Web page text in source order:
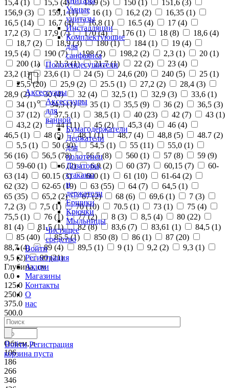
Умные
унитазы
Инсталляции
Комплектующие
для
санфаянса
Полотенцесушители
Аксессуары
Аксессуары
для
ванной
Бумагодержатели
Держатели
для
полотенец
Дозаторы,
стаканы
и
держатели
Ершики
Крючки
Мыльницы
Чистящее
средство
Войти
Регистрация
Акции
Магазины
Контакты
О
нас
Войти Регистрация
корзина пуста
15,4 (1 ) 15,5 (4) 15,9 (5) 150 (1 ) 151,6 (3)
156,9 (3) 159,1 (1) 16 (1) 16,2 (2) 16,35 (1)
16,5 (14) 16,7 (4) 16,8 (1) 16.5 (4) 17 (4)
17,2 (3) 17,9 (7) 170 (4) 176 (1) 18 (8) 18,6 (4)
18,7 (2) 18,9 (3) 180 (1) 184 (1) 19 (4)
19,5 (4) 190 (7) 198 (2) 198,2 (2) 2,3 (1) 20 (1)
200 (1) 21,3 (1) 21,7 (1) 22 (2) 23 (4)
23,2 (1) 23,6 (1) 24 (5) 24,6 (20) 240 (5) 25 (1)
25,5 (20) 25,9 (2) 25.5 (1) 27,2 (2) 28,4 (3)
28,9 (2) 30 (4) 32 (4) 32,5 (1) 32,9 (3) 33,6 (1)
34 (1) 34,5 (1) 35 (1) 35,5 (9) 36 (2) 36,5 (3)
37 (12) 37,5 (1) 38,5 (1) 40 (23) 42 (7) 43 (1)
43,2 (2) 44 (11) 45 (2) 45,3 (4) 46 (4)
46,5 (1) 48 (5) 48,1 (1) 48,7 (4) 48,8 (5) 48.7 (2)
5,5 (1) 50 (30) 54,5 (1) 55 (11) 55,0 (1)
56 (16) 56,5 (78) 56.5 (8) 560 (1) 57 (8) 59 (9)
59-60 (1) 6 (2) 6,9 (2) 60 (37) 60,15 (7)
60-
63 (14) 60.15 (3) 600 (1) 61 (10) 61-64 (2)
62 (32) 62-65 (19) 63 (55) 64 (7) 64,5 (1)
65 (35) 65,2 (2) 67 (2) 68 (6) 69,6 (1) 7 (3)
7,2 (3) 7,5 (1) 70 (10) 70.5 (1) 73 (1) 75 (4)
75,5 (1) 76 (1) 77 (2) 8 (3) 8,5 (4) 80 (22)
81 (4) 81,5 (1) 82 (8) 83,6 (7) 83,61 (1) 84,5 (1)
85 (40) 85,5 (1) 850 (8) 86 (1) 87 (20)
88,7 (4) 89 (4) 89,5 (1) 9 (1) 9,2 (2) 9,3 (1)
9,5 (2) 90 (21)
Глубина, см
0.0
125.0
250.0
375.0
500.0
Объем, л
106
186
266
346